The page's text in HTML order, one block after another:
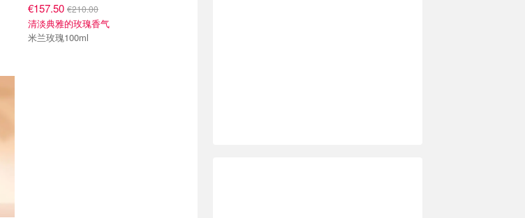
€157.50 €210.00
清淡典雅的玫瑰香气
米兰玫瑰100ml